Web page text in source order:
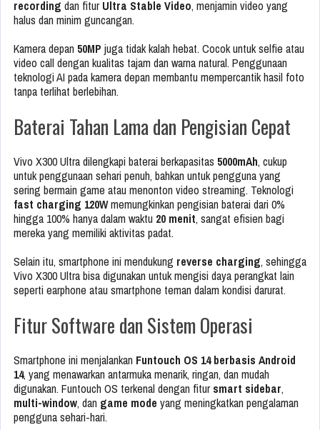
recording dan fitur Ultra Stable Video, menjamin video yang
halus dan minim guncangan.
Kamera depan 50MP juga tidak kalah hebat. Cocok untuk selfie atau
video call dengan kualitas tajam dan warna natural. Penggunaan
teknologi AI pada kamera depan membantu mempercantik hasil foto
tanpa terlihat berlebihan.
Baterai Tahan Lama dan Pengisian Cepat
Vivo X300 Ultra dilengkapi baterai berkapasitas 5000mAh, cukup
untuk penggunaan sehari penuh, bahkan untuk pengguna yang
sering bermain game atau menonton video streaming. Teknologi
fast charging 120Wmemungkinkan pengisian baterai dari 0%
hingga 100% hanya dalam waktu 20 menit, sangat efisien bagi
mereka yang memiliki aktivitas padat.
Selain itu, smartphone ini mendukung reverse charging, sehingga
Vivo X300 Ultra bisa digunakan untuk mengisi daya perangkat lain
seperti earphone atau smartphone teman dalam kondisi darurat.
Fitur Software dan Sistem Operasi
Smartphone ini menjalankan Funtouch OS 14 berbasis Android
14, yang menawarkan antarmuka menarik, ringan, dan mudah
digunakan. Funtouch OS terkenal dengan fitur smart sidebar,
multi-window, dan game mode yang meningkatkan pengalaman
pengguna sehari-hari.